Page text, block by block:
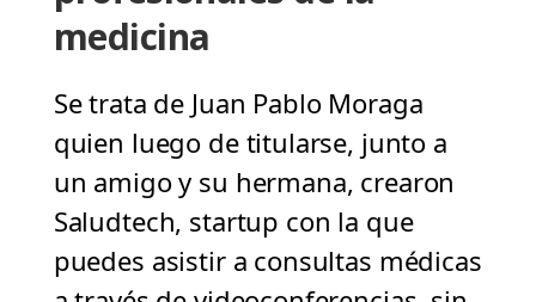
medicina
Se trata de Juan Pablo Moraga
quien luego de titularse, junto a
un amigo y su hermana, crearon
Saludtech, startup con la que
puedes asistir a consultas médicas